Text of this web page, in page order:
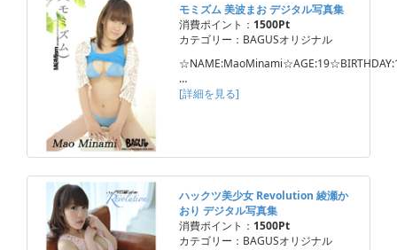
モミズム 美波まお デジタル写真集
消費ポイント： 1500Pt
カテゴリー：BAGUSオリジナル
…
[詳細を見る]
ハックツ美少女 Revolution 綾瀬か
おり デジタル写真集
消費ポイント： 1500Pt
カテゴリー：BAGUSオリジナル